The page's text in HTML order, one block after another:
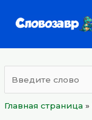
Главная страница »